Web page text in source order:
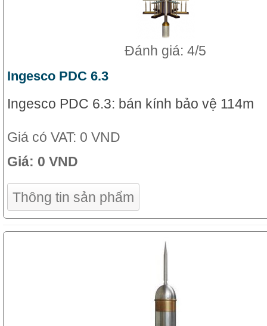
Đánh giá: 4/5
Ingesco PDC 6.3
Ingesco PDC 6.3: bán kính bảo vệ 114m
Giá có VAT: 0 VND
Giá: 0 VND
Thông tin sản phẩm